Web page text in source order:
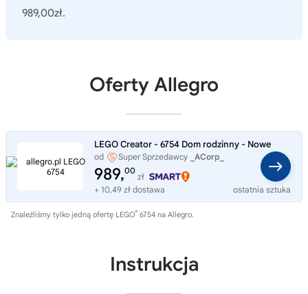
989,00zł.
Oferty Allegro
LEGO Creator - 6754 Dom rodzinny - Nowe
od Super Sprzedawcy _ACorp_
989,00
zł
+ 10,49 zł dostawa
ostatnia sztuka
Znaleźliśmy tylko jedną ofertę LEGO® 6754 na Allegro.
Instrukcja